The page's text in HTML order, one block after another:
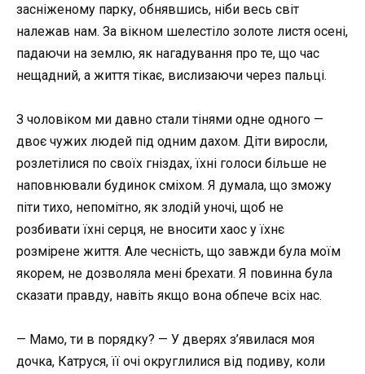
засніженому парку, обнявшись, ніби весь світ
належав нам. За вікном шелестіло золоте листя осені,
падаючи на землю, як нагадування про те, що час
нещадний, а життя тікає, вислизаючи через пальці.
З чоловіком ми давно стали тінями одне одного —
двоє чужих людей під одним дахом. Діти виросли,
розлетілися по своїх гніздах, їхні голоси більше не
наповнювали будинок сміхом. Я думала, що зможу
піти тихо, непомітно, як злодій уночі, щоб не
розбивати їхні серця, не вносити хаос у їхнє
розмірене життя. Але чесність, що завжди була моїм
якорем, не дозволяла мені брехати. Я повинна була
сказати правду, навіть якщо вона обпече всіх нас.
— Мамо, ти в порядку? — У дверях з’явилася моя
дочка, Катруся, її очі округлилися від подиву, коли